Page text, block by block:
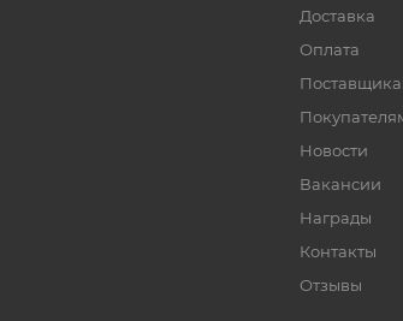
Доставка
Оплата
Новости
Вакансии
Награды
Контакты
Отзывы